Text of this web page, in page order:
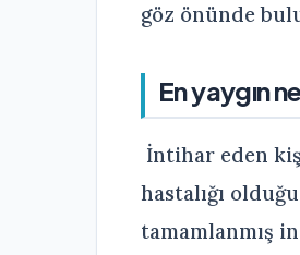
göz önünde
En yaygın
İntihar eden
hastalığı
tamamlanmış